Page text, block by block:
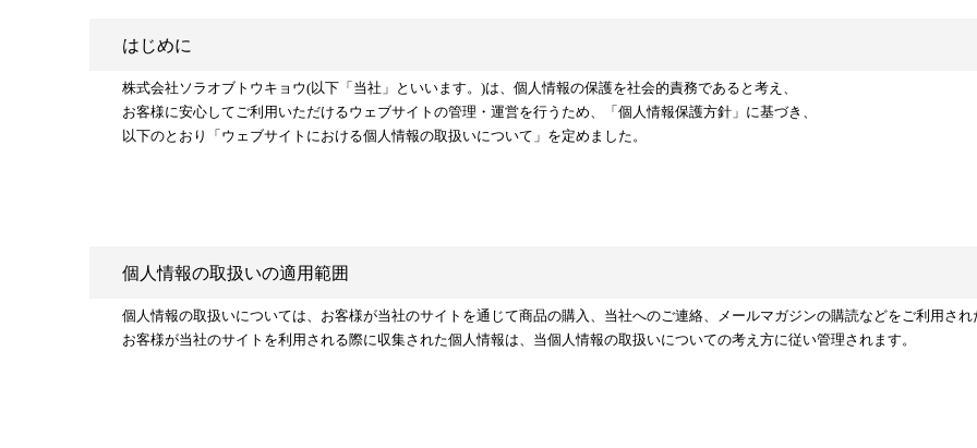
はじめに
株式会社ソラオブトウキョウ(以下「当社」といいます。)は、個人情報の保護を社会的責務であると考え、
お客様に安心してご利用いただけるウェブサイトの管理・運営を行うため、「個人情報保護方針」に基づき、
以下のとおり「ウェブサイトにおける個人情報の取扱いについて」を定めました。
個人情報の取扱いの適用範囲
個人情報の取扱いについては、お客様が当社のサイトを通じて商品の購入、当社へのご連絡、メールマガジンの購読などをご利用され
お客様が当社のサイトを利用される際に収集された個人情報は、当個人情報の取扱いについての考え方に従い管理されます。